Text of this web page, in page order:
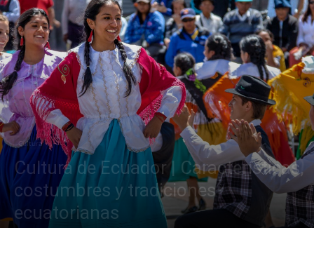
Cultura
Cultura de Ecuador | Características,
costumbres y tradiciones
ecuatorianas